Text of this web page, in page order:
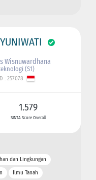
Wisnuwardhana
(S1)
: 257078
1.579
SINTA Score Overall
dan Lingkungan
Ilmu Tanah